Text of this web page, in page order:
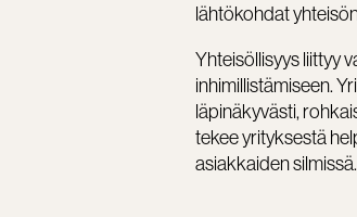
lähtökohdat
Yhteisöllisyys liittyy
inhimillistämiseen.
läpinäkyvästi,
tekee yrityksestä
asiakkaiden silmissä.